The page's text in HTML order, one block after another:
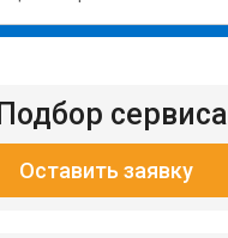
Подбор сервиса
Оставить заявку